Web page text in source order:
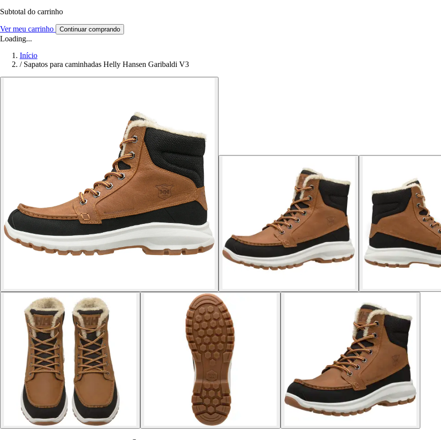
Subtotal do carrinho
Ver meu carrinho Continuar comprando
Loading...
Início
/ Sapatos para caminhadas Helly Hansen Garibaldi V3